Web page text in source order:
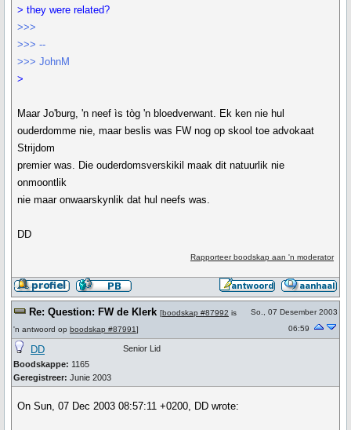
> they were related?
>>>
>>> --
>>> JohnM
>
Maar Jo'burg, 'n neef ìs tòg 'n bloedverwant. Ek ken nie hul
ouderdomme nie, maar beslis was FW nog op skool toe advokaat
Strijdom
premier was. Die ouderdomsverskikil maak dit natuurlik nie
onmoontlik
nie maar onwaarskynlik dat hul neefs was.
DD
Rapporteer boodskap aan 'n moderator
Re: Question: FW de Klerk [boodskap #87992 is
'n antwoord op boodskap #87991]
So., 07 Desember 2003
06:59
DD
Boodskappe: 1165
Geregistreer: Junie 2003
Senior Lid
On Sun, 07 Dec 2003 08:57:11 +0200, DD wrote: